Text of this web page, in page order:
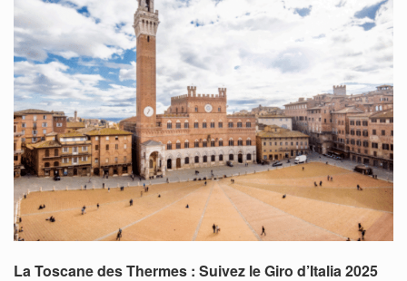
La Toscane des Thermes : Suivez le Giro d’Italia 2025